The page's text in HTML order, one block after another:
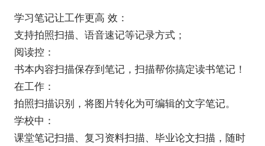
学习笔记让工作更高 效：
支持拍照扫描、语音速记等记录方式；
阅读控：
书本内容扫描保存到笔记，扫描帮你搞定读书笔记！
在工作：
拍照扫描识别，将图片转化为可编辑的文字笔记。
学校中：
课堂笔记扫描、复习资料扫描、毕业论文扫描，随时